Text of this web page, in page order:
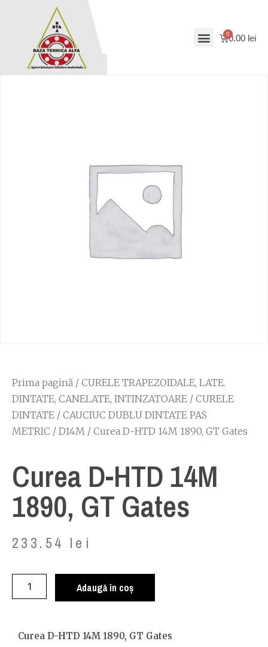
0.00 lei
Prima pagină / CURELE TRAPEZOIDALE, LATE.
DINTATE, CANELATE, INTINZATOARE / CURELE
DINTATE / CAUCIUC DUBLU DINTATE PAS
METRIC / D14M / Curea D-HTD 14M 1890, GT Gates
Curea D-HTD 14M
1890, GT Gates
233.54 lei
Adaugă în coș
Curea D-HTD 14M 1890, GT Gates